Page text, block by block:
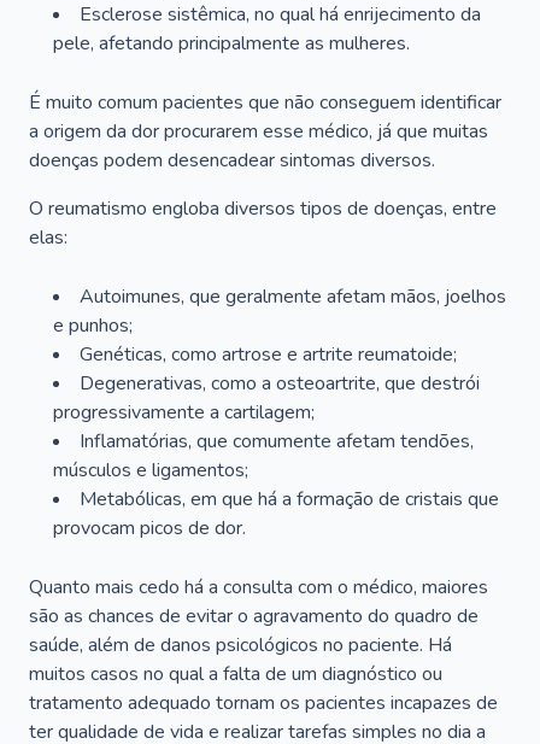
Esclerose sistêmica, no qual há enrijecimento da
pele, afetando principalmente as mulheres.
É muito comum pacientes que não conseguem identificar
a origem da dor procurarem esse médico, já que muitas
doenças podem desencadear sintomas diversos.
O reumatismo engloba diversos tipos de doenças, entre
elas:
Autoimunes, que geralmente afetam mãos, joelhos
e punhos;
Genéticas, como artrose e artrite reumatoide;
Degenerativas, como a osteoartrite, que destrói
progressivamente a cartilagem;
Inflamatórias, que comumente afetam tendões,
músculos e ligamentos;
Metabólicas, em que há a formação de cristais que
provocam picos de dor.
Quanto mais cedo há a consulta com o médico, maiores
são as chances de evitar o agravamento do quadro de
saúde, além de danos psicológicos no paciente. Há
muitos casos no qual a falta de um diagnóstico ou
tratamento adequado tornam os pacientes incapazes de
ter qualidade de vida e realizar tarefas simples no dia a